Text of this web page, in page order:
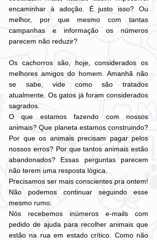
encaminhar à adoção. É justo isso? Ou
melhor, por que mesmo com tantas
campanhas e informação os números
parecem não reduzir?
Os cachorros são, hoje, considerados os
melhores amigos do homem. Amanhã não
se sabe, vide como são tratados
atualmente. Os gatos já foram considerados
sagrados.
O que estamos fazendo com nossos
animais? Que planeta estamos construindo?
Por que os animais precisam pagar pelos
nossos erros? Por que tantos animais estão
abandonados? Essas perguntas parecem
não terem uma resposta lógica.
Precisamos ser mais conscientes pra ontem!
Não podemos continuar seguindo esse
mesmo rumo.
Nós recebemos inúmeros e-mails com
pedido de ajuda para recolher animais que
estão na rua em estado crítico. Como não